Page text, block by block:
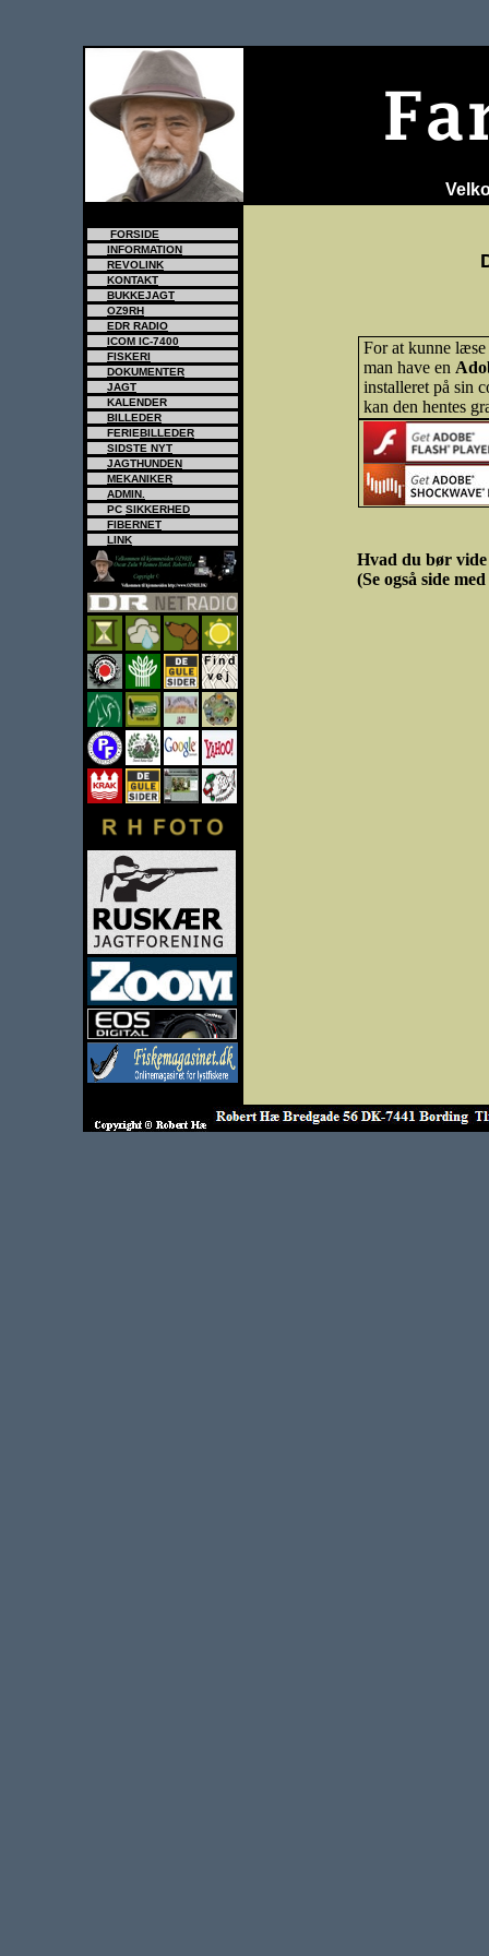
FORSIDE
INFORMATION
REVOLINK
KONTAKT
BUKKEJAGT
OZ9RH
EDR RADIO
ICOM IC-7400
FISKERI
DOKUMENTER
JAGT
KALENDER
BILLEDER
FERIEBILLEDER
SIDSTE NYT
JAGTHUNDEN
MEKANIKER
ADMIN.
PC SIKKERHED
FIBERNET
LINK
For at kunne
man have en
installeret på sin
kan den hentes
Hvad du bør
(Se også side med